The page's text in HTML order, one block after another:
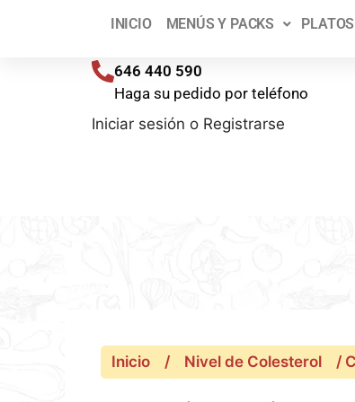
646 440 590
Haga su pedido por teléfono
Iniciar sesión o Registrarse
INICIO MENÚS Y PACKS PLATOS
Inicio / Nivel de Colesterol /